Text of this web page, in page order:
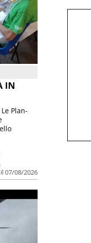
IN
il 07/08/2026
Plan-